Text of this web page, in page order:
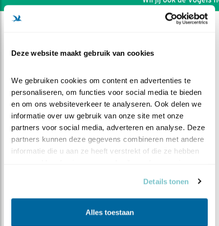
Deze website maakt gebruik van cookies
We gebruiken cookies om content en advertenties te
personaliseren, om functies voor social media te bieden
en om ons websiteverkeer te analyseren. Ook delen we
informatie over uw gebruik van onze site met onze
partners voor social media, adverteren en analyse. Deze
partners kunnen deze gegevens combineren met andere
informatie die u aan ze heeft verstrekt of die ze hebben
Details tonen
Alles toestaan
Opgeruimd staat netjes